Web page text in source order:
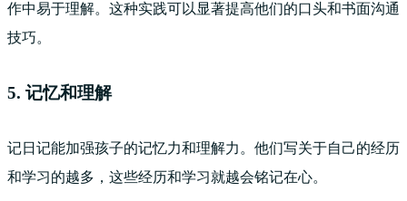
作中易于理解。这种实践可以显著提高他们的口头和书面沟通
技巧。
5. 记忆和理解
记日记能加强孩子的记忆力和理解力。他们写关于自己的经历
和学习的越多，这些经历和学习就越会铭记在心。